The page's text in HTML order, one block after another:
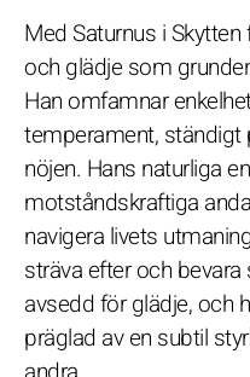
Med Saturnus i Skytten
och glädje som
Han omfamnar
temperament,
nöjen. Hans naturliga
motståndskraftiga
navigera livets
sträva efter och
avsedd för glädje, och
präglad av en subtil